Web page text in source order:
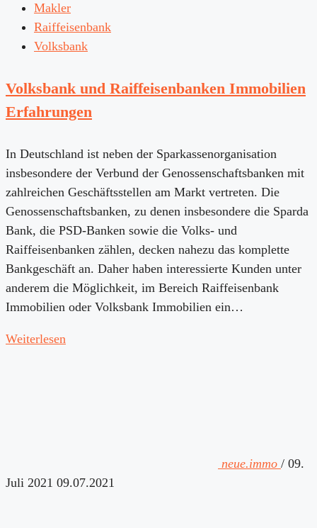
Makler
Raiffeisenbank
Volksbank
Volksbank und Raiffeisenbanken Immobilien
Erfahrungen
In Deutschland ist neben der Sparkassenorganisation
insbesondere der Verbund der Genossenschaftsbanken mit
zahlreichen Geschäftsstellen am Markt vertreten. Die
Genossenschaftsbanken, zu denen insbesondere die Sparda
Bank, die PSD-Banken sowie die Volks- und
Raiffeisenbanken zählen, decken nahezu das komplette
Bankgeschäft an. Daher haben interessierte Kunden unter
anderem die Möglichkeit, im Bereich Raiffeisenbank
Immobilien oder Volksbank Immobilien ein…
Weiterlesen
neue.immo / 09.
Juli 2021 09.07.2021